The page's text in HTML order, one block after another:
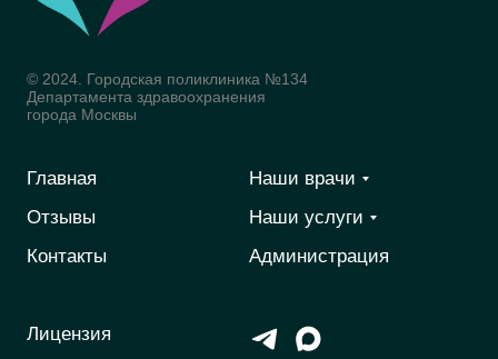
© 2024. Городская поликлиника №134
Департамента здравоохранения
города Москвы
Главная
Отзывы
Контакты
Наши врачи
Наши услуги
Администрация
Лицензия